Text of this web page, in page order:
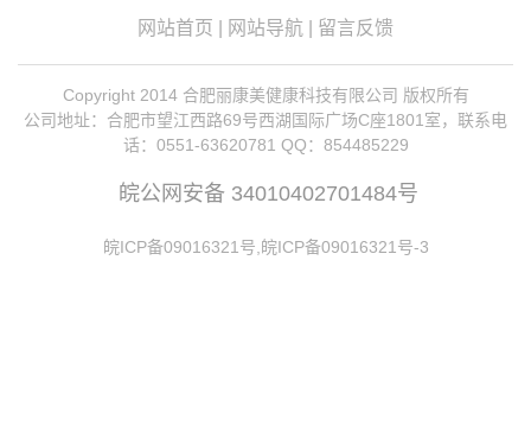
网站首页 网站导航 留言反馈
Copyright 2014 合肥丽康美健康科技有限公司 版权所有
公司地址：合肥市望江西路69号西湖国际广场C座1801室，联系电
话：0551-63620781 QQ：854485229
皖公网安备 34010402701484号
皖ICP备09016321号,皖ICP备09016321号-3